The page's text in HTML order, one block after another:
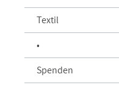
Textil
•
Spenden